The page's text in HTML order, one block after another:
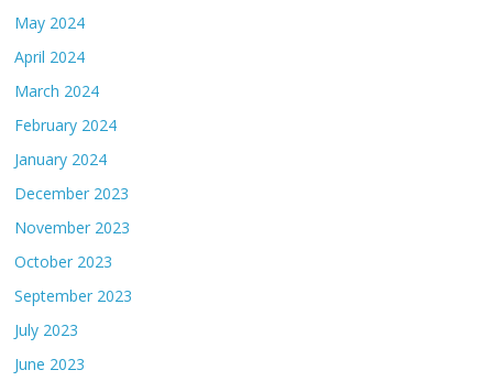
May 2024
April 2024
March 2024
February 2024
January 2024
December 2023
November 2023
October 2023
September 2023
July 2023
June 2023